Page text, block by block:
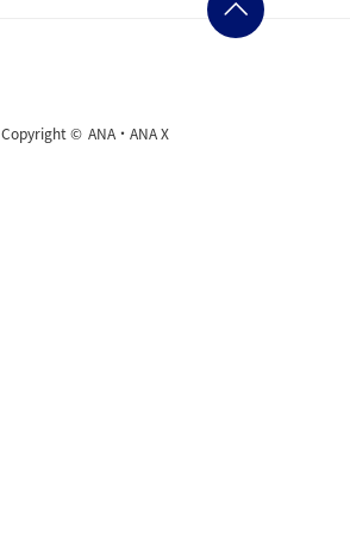
Copyright © ANA・ANA X